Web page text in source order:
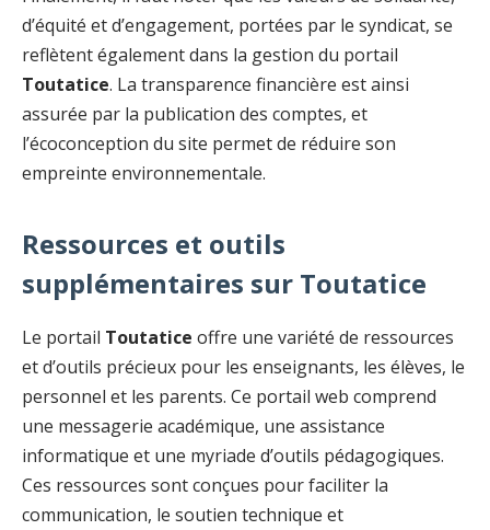
d’équité et d’engagement, portées par le syndicat, se
reflètent également dans la gestion du portail
Toutatice. La transparence financière est ainsi
assurée par la publication des comptes, et
l’écoconception du site permet de réduire son
empreinte environnementale.
Ressources et outils
supplémentaires sur Toutatice
Le portail Toutatice offre une variété de ressources
et d’outils précieux pour les enseignants, les élèves, le
personnel et les parents. Ce portail web comprend
une messagerie académique, une assistance
informatique et une myriade d’outils pédagogiques.
Ces ressources sont conçues pour faciliter la
communication, le soutien technique et